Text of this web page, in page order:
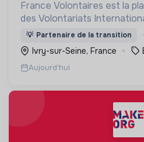
France Volontaires est la
des Volontariats
Solidarité.
💡 Partenaire de la transition
Ivry-sur-Seine, France
Aujourd'hui